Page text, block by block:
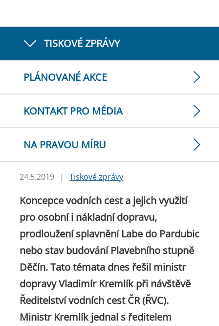
TISKOVÉ ZPRÁVY
PLÁNOVANÉ AKCE
KONTAKT PRO MÉDIA
NA PRAVOU MÍRU
24.5.2019 | Tiskové zprávy
Koncepce vodních cest a jejich využití
pro osobní i nákladní dopravu,
prodloužení splavnění Labe do Pardubic
nebo stav budování Plavebního stupně
Děčín. Tato témata dnes řešil ministr
dopravy Vladimír Kremlík při návštěvě
Ředitelství vodních cest ČR (ŘVC).
Ministr Kremlík jednal s ředitelem